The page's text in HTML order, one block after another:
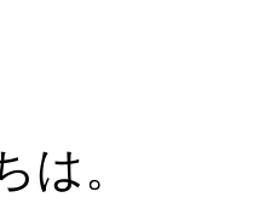
は。